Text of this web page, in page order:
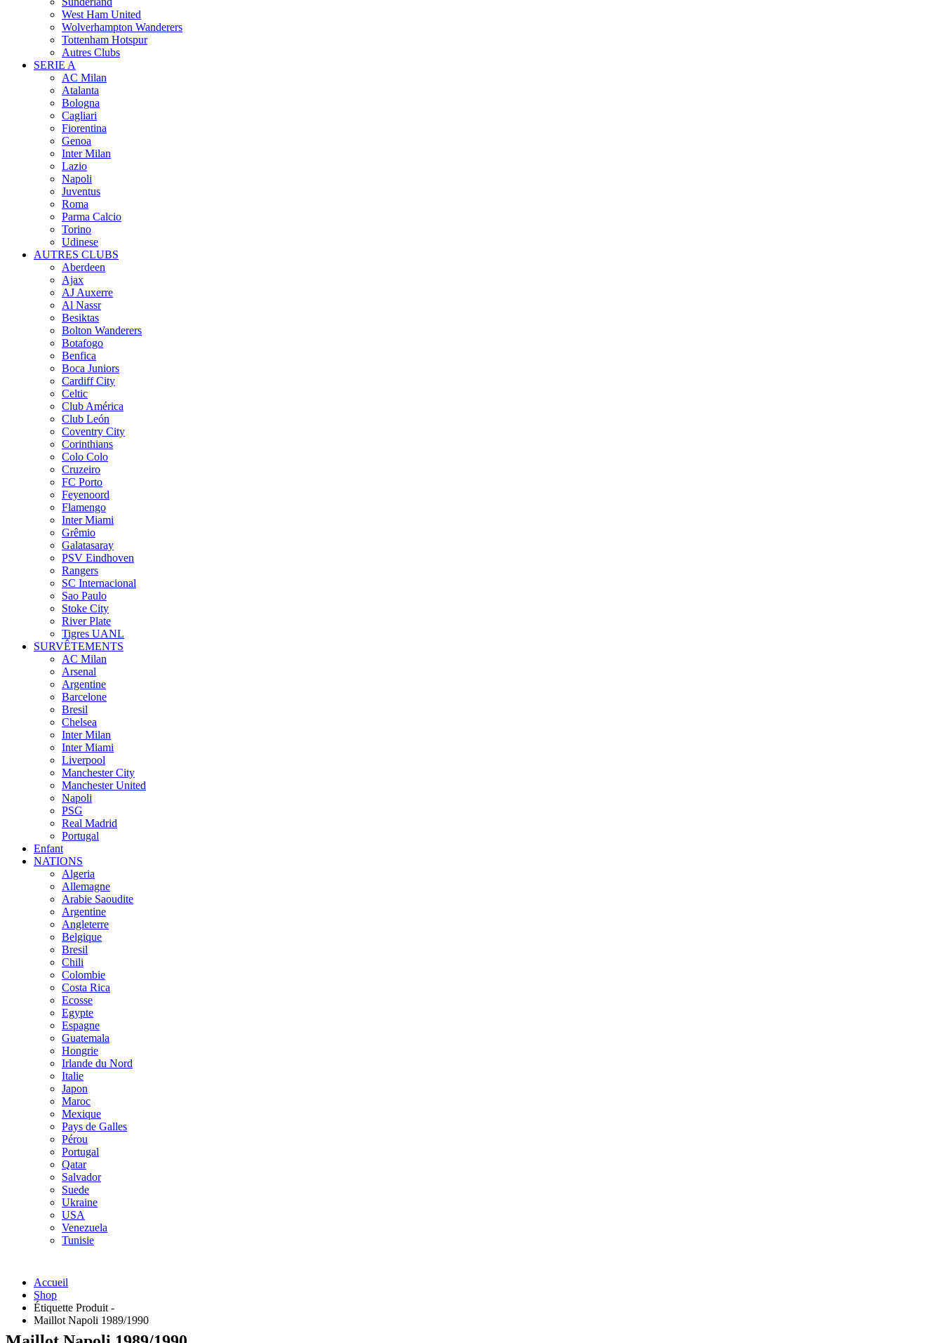
West Ham United
Wolverhampton Wanderers
Tottenham Hotspur
Autres Clubs
SERIE A
AC Milan
Atalanta
Bologna
Cagliari
Fiorentina
Genoa
Inter Milan
Lazio
Napoli
Juventus
Roma
Parma Calcio
Torino
Udinese
AUTRES CLUBS
Aberdeen
Ajax
AJ Auxerre
Al Nassr
Besiktas
Bolton Wanderers
Botafogo
Benfica
Boca Juniors
Cardiff City
Celtic
Club América
Club León
Coventry City
Corinthians
Colo Colo
Cruzeiro
FC Porto
Feyenoord
Flamengo
Inter Miami
Grêmio
Galatasaray
PSV Eindhoven
Rangers
SC Internacional
Sao Paulo
Stoke City
River Plate
Tigres UANL
SURVÊTEMENTS
AC Milan
Arsenal
Argentine
Barcelone
Bresil
Chelsea
Inter Milan
Inter Miami
Liverpool
Manchester City
Manchester United
Napoli
PSG
Real Madrid
Portugal
Enfant
NATIONS
Algeria
Allemagne
Arabie Saoudite
Argentine
Angleterre
Belgique
Bresil
Chili
Colombie
Costa Rica
Ecosse
Egypte
Espagne
Guatemala
Hongrie
Irlande du Nord
Italie
Japon
Maroc
Mexique
Pays de Galles
Pérou
Portugal
Qatar
Salvador
Suede
Ukraine
USA
Venezuela
Tunisie
Accueil
Shop
Étiquette Produit -
Maillot Napoli 1989/1990